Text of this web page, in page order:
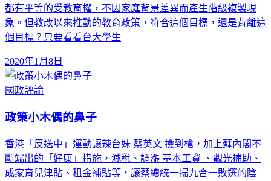
都有平等的受教育權，不因家庭背景差異而產生階級複製現
象。但教改以來推動的教育政策，符合這個目標，還是背離這
個目標？只要看看台大學生
2020年1月8日
國政評論
政策小木偶的鼻子
香港「反送中」運動讓辣台妹 蔡英文 撿到槍，加上蘇內閣不
斷端出的「好康」措施，減稅、調漲 基本工資 、觀光補助、
成家育兒津貼、租金補貼等，讓蔡總統一掃九合一敗選的陰